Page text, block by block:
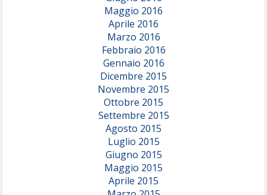
Maggio 2016
Aprile 2016
Marzo 2016
Febbraio 2016
Gennaio 2016
Dicembre 2015
Novembre 2015
Ottobre 2015
Settembre 2015
Agosto 2015
Luglio 2015
Giugno 2015
Maggio 2015
Aprile 2015